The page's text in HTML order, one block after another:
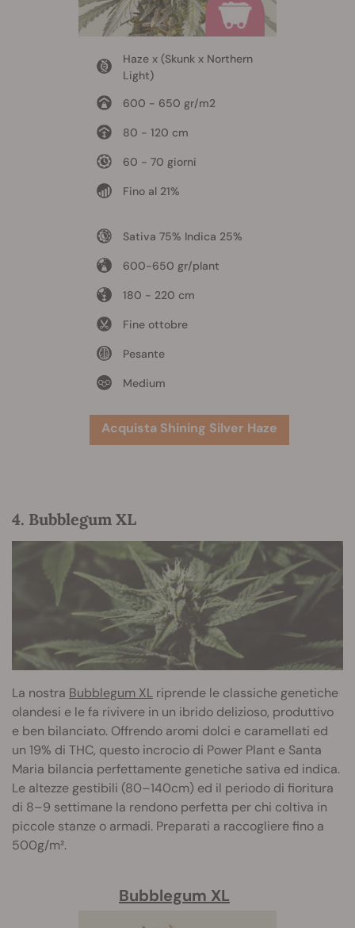
Haze x (Skunk x Northern
Light)
600 - 650 gr/m2
80 - 120 cm
60 - 70 giorni
Fino al 21%
Sativa 75% Indica 25%
600-650 gr/plant
180 - 220 cm
Fine ottobre
Pesante
Medium
Acquista Shining Silver Haze
4. Bubblegum XL
La nostra Bubblegum XL riprende le classiche genetiche
olandesi e le fa rivivere in un ibrido delizioso, produttivo
e ben bilanciato. Offrendo aromi dolci e caramellati ed
un 19% di THC, questo incrocio di Power Plant e Santa
Maria bilancia perfettamente genetiche sativa ed indica.
Le altezze gestibili (80–140cm) ed il periodo di fioritura
di 8–9 settimane la rendono perfetta per chi coltiva in
piccole stanze o armadi. Preparati a raccogliere fino a
500g/m².
Bubblegum XL